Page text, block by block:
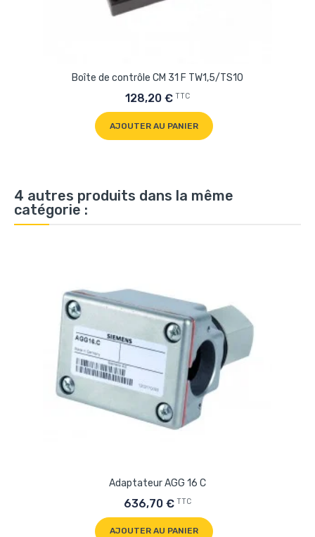
Boîte de contrôle CM 31 F TW1,5/TS10
128,20 € TTC
AJOUTER AU PANIER
4 autres produits dans la même
catégorie :
Adaptateur AGG 16 C
636,70 € TTC
AJOUTER AU PANIER